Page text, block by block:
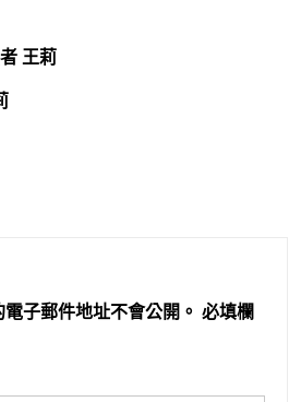
者 王莉
子郵件地址不會公開。 必填欄